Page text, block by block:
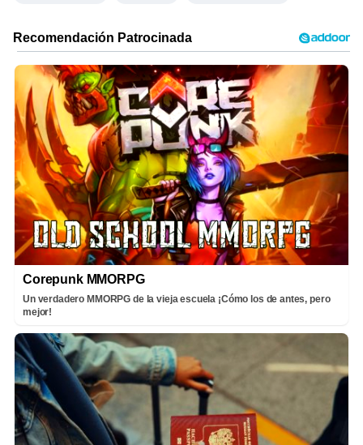
Corepunk MMORPG
Un verdadero MMORPG de la vieja escuela ¡Cómo los de antes, pero
mejor!